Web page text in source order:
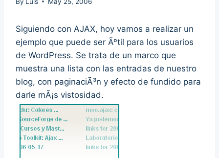
Siguiendo con AJAX, hoy vamos a realizar un
ejemplo que puede ser Ãºtil para los usuarios
de WordPress. Se trata de un marco que
muestra una lista con las entradas de nuestro
blog, con paginaciÃ³n y efecto de fundido para
darle mÃ¡s vistosidad.